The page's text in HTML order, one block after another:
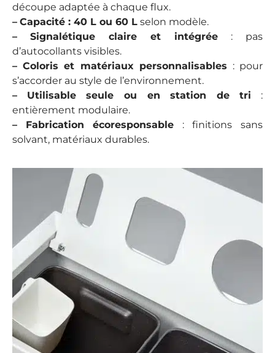
découpe adaptée à chaque flux.
– Capacité : 40 L ou 60 L selon modèle.
–
Signalétique claire et intégrée : pas
d’autocollants visibles.
– Coloris et matériaux personnalisables : pour
s’accorder au style de l’environnement.
–
Utilisable seule ou en station de tri :
entièrement modulaire.
–
Fabrication écoresponsable : finitions sans
solvant, matériaux durables.